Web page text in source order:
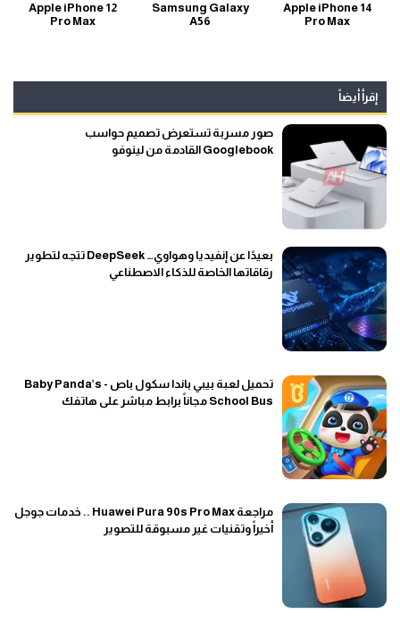
Apple iPhone 14
Pro Max
Samsung Galaxy
A56
Apple iPhone 12
Pro Max
إقرأ أيضاً
صور مسربة تستعرض تصميم حواسب
Googlebook القادمة من لينوفو
بعيدًا عن إنفيديا وهواوي… DeepSeek تتجه لتطوير
رقاقاتها الخاصة للذكاء الاصطناعي
تحميل لعبة بيبي باندا سكول باص - Baby Panda’s
School Bus مجاناً برابط مباشر على هاتفك
مراجعة Huawei Pura 90s Pro Max .. خدمات جوجل
أخيراً وتقنيات غير مسبوقة للتصوير